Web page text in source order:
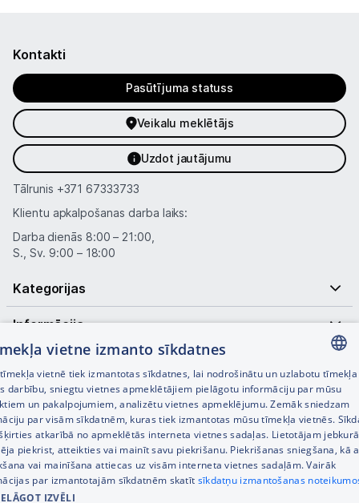
Kontakti
Pasūtījuma statuss
Veikalu meklētājs
Uzdot jautājumu
Tālrunis +371 67333733
Klientu apkalpošanas darba laiks:
Darba dienās 8:00 – 21:00,
S., Sv. 9:00 – 18:00
Kategorijas
Informācija
Noderīgas saites
© SIA Tet 2026 -
LATVIAN
RUSSIAN
ENGLISH
vietne izmanto sīkdatnes
vietnē tiek izmantotas sīkdatnes, lai nodrošinātu un uzlabotu tīmekļa
darbību, sniegtu vietnes apmeklētājiem pielāgotu informāciju par mūsu
un pakalpojumiem, analizētu vietnes apmeklējumu. Zemāk sniedzam
par visām sīkdatnēm, kuras tiek izmantotas mūsu tīmekļa vietnēs.
atkarībā no apmeklētās interneta vietnes sadaļas. Lietotājam
piekrist, atteikties vai mainīt savu piekrišanu. Piekrišanas sniegšana, kā
vai mainīšana attiecas uz visām interneta vietnes sadaļām. Vairāk
par izmantotajām sīkdatnēm skatīt sīkdatņu izmantošanas
IZVĒLI